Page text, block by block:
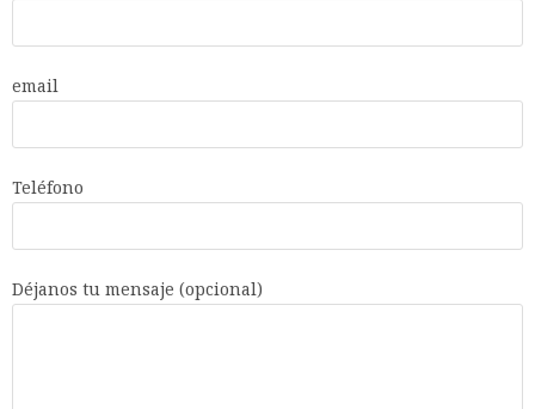
email
Teléfono
Déjanos tu mensaje (opcional)